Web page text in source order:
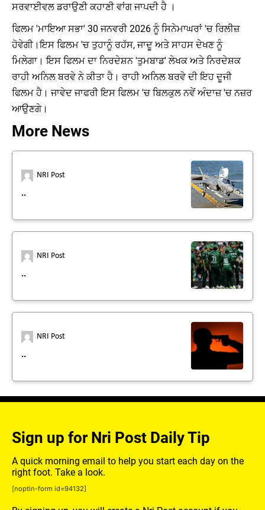
ਸਰਵਾਈਵਲ ਡਰਾਉਣੀ ਕਹਾਣੀ ਵਾਂਗ ਜਾਪਦੀ ਹੈ ।
ਫਿਲਮ 'ਮਾਇਆ ਸਭਾ' 30 ਜਨਵਰੀ 2026 ਨੂੰ ਸਿਨੇਮਾਘਰਾਂ 'ਚ ਰਿਲੀਜ਼
ਹੋਵੇਗੀ।ਇਸ ਫਿਲਮ 'ਚ ਤੁਹਾਨੂੰ ਰਹੱਸ, ਜਾਦੂ ਅਤੇ ਸਾਹਸ ਦੇਖਣ ਨੂੰ
ਮਿਲੇਗਾ। ਇਸ ਫਿਲਮ ਦਾ ਨਿਰਦੇਸ਼ਨ 'ਤੁਮਬਾਡ' ਲੇਖਕ ਅਤੇ ਨਿਰਦੇਸ਼ਕ
ਰਾਹੀ ਅਨਿਲ ਬਰਵੇ ਨੇ ਕੀਤਾ ਹੈ। ਰਾਹੀ ਅਨਿਲ ਬਰਵੇ ਦੀ ਇਹ ਦੂਜੀ
ਫਿਲਮ ਹੈ। ਜਾਵੇਦ ਜਾਫਰੀ ਇਸ ਫਿਲਮ 'ਚ ਬਿਲਕੁਲ ਨਵੇਂ ਅੰਦਾਜ਼ 'ਚ ਨਜ਼ਰ
ਆਉਣਗੇ।
More News
NRI Post
..
NRI Post
..
NRI Post
..
Sign up for Nri Post Daily Tip
A quick morning email to help you start each day on the
right foot. Take a look.
[noptin-form id=94132]